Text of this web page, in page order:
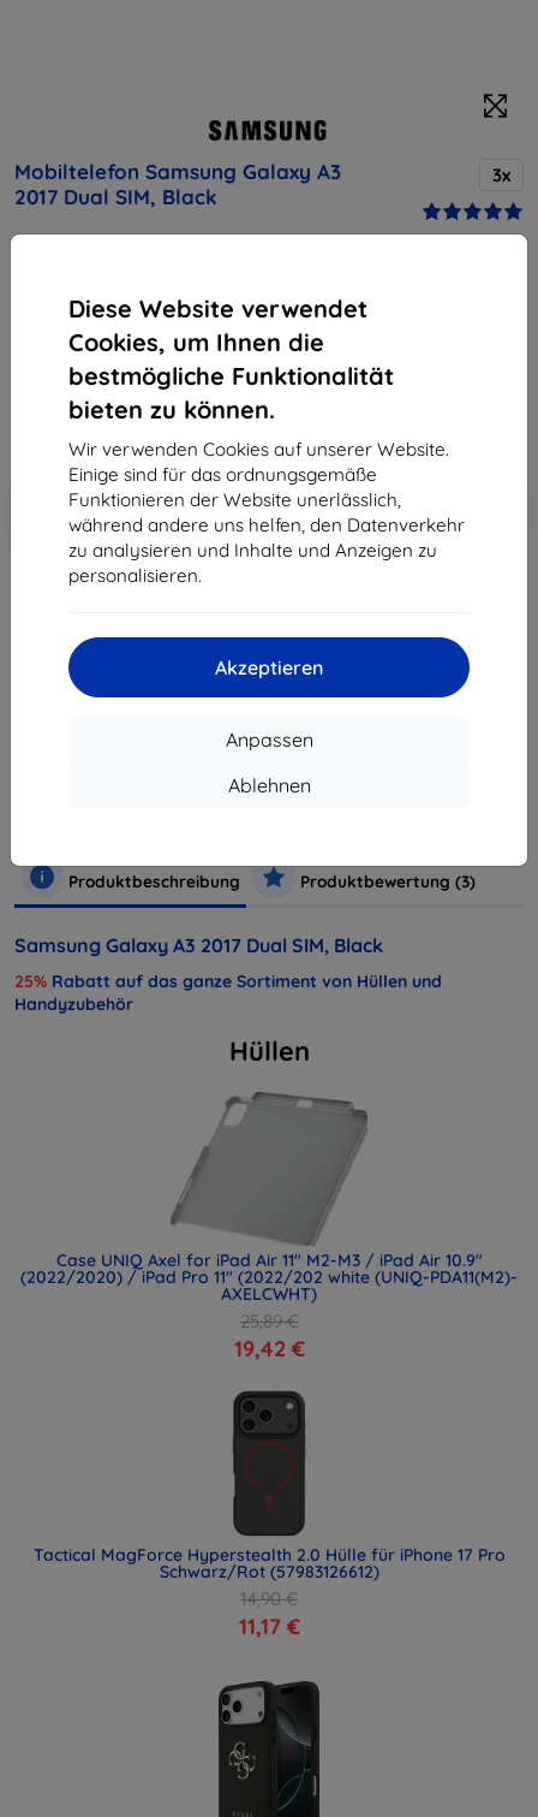
Diese Website verwendet
Cookies, um Ihnen die
bestmögliche Funktionalität
bieten zu können.
Wir verwenden Cookies auf unserer Website.
Einige sind für das ordnungsgemäße
Funktionieren der Website unerlässlich,
während andere uns helfen, den Datenverkehr
zu analysieren und Inhalte und Anzeigen zu
personalisieren.
Akzeptieren
Anpassen
Ablehnen
Mobiltelefon Samsung Galaxy A3
2017 Dual SIM, Black
3x
Rabatt
auf sämtliches Zubehör dafür!
Endpreis
165,90 €
149,31 €
-10%
Rabatt mit Gutschein
EXTRA10
Warenkorb
ausverkauft
Produktbeschreibung Produktbewertung (3)
Samsung Galaxy A3 2017 Dual SIM, Black
25% Rabatt auf das ganze Sortiment von Hüllen und
Handyzubehör
Hüllen
Case UNIQ Axel for iPad Air 11" M2-M3 / iPad Air 10.9"
(2022/2020) / iPad Pro 11" (2022/202 white (UNIQ-PDA11(M2)-
AXELCWHT)
25,89 €
19,42 €
Tactical MagForce Hyperstealth 2.0 Hülle für iPhone 17 Pro
Schwarz/Rot (57983126612)
14,90 €
11,17 €